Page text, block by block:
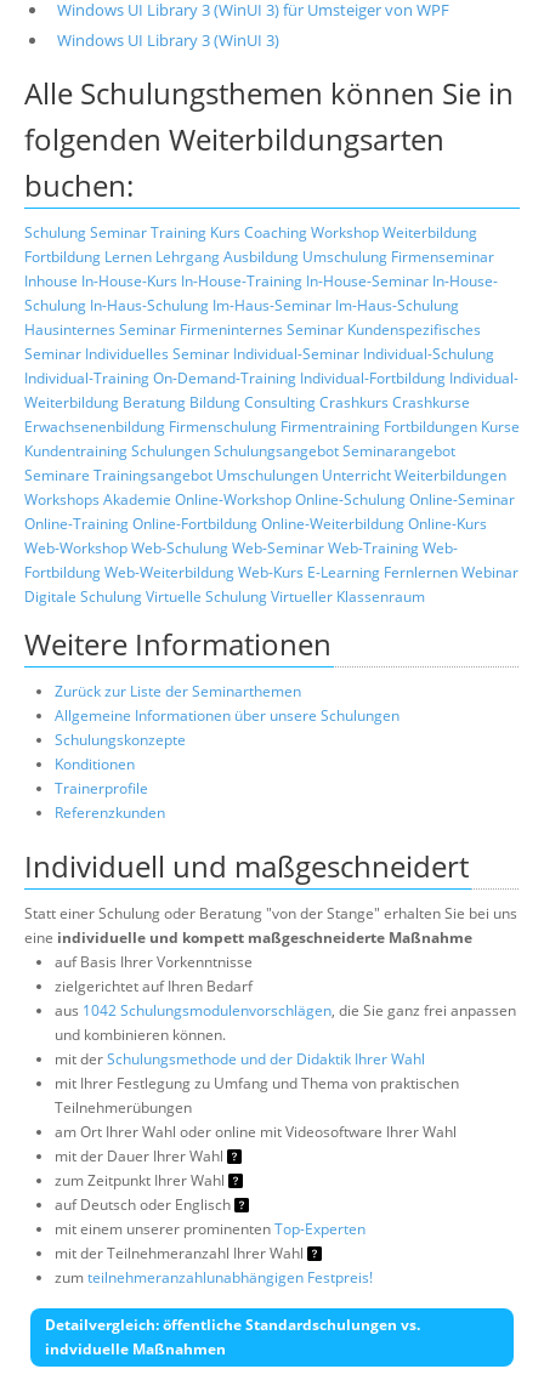
Windows UI Library 3 (WinUI 3) für Umsteiger von WPF
Windows UI Library 3 (WinUI 3)
Alle Schulungsthemen können Sie in
folgenden Weiterbildungsarten
buchen:
SchulungSeminarTraining Kurs CoachingWorkshopWeiterbildung
Fortbildung Lernen LehrgangAusbildung Umschulung Firmenseminar
Inhouse In-House-Kurs In-House-Training In-House-Seminar In-House-
Schulung In-Haus-Schulung Im-Haus-Seminar Im-Haus-Schulung
Hausinternes Seminar Firmeninternes Seminar Kundenspezifisches
Seminar Individuelles Seminar Individual-Seminar Individual-Schulung
Individual-TrainingOn-Demand-Training Individual-Fortbildung Individual-
Weiterbildung Beratung BildungConsultingCrashkurs Crashkurse
Erwachsenenbildung Firmenschulung Firmentraining Fortbildungen Kurse
KundentrainingSchulungenSchulungsangebotSeminarangebot
Seminare Trainingsangebot Umschulungen UnterrichtWeiterbildungen
Workshops Akademie Online-WorkshopOnline-SchulungOnline-Seminar
Online-TrainingOnline-FortbildungOnline-WeiterbildungOnline-Kurs
Web-WorkshopWeb-SchulungWeb-SeminarWeb-TrainingWeb-
FortbildungWeb-WeiterbildungWeb-Kurs E-Learning FernlernenWebinar
Digitale SchulungVirtuelle SchulungVirtueller Klassenraum
Weitere Informationen
Zurück zur Liste der Seminarthemen
Allgemeine Informationen über unsere Schulungen
Schulungskonzepte
Konditionen
Trainerprofile
Referenzkunden
Individuell und maßgeschneidert
Statt einer Schulung oder Beratung "von der Stange" erhalten Sie bei uns
eine individuelle und kompett maßgeschneiderte Maßnahme
auf Basis Ihrer Vorkenntnisse
zielgerichtet auf Ihren Bedarf
aus 1042 Schulungsmodulenvorschlägen, die Sie ganz frei anpassen
und kombinieren können.
mit derSchulungsmethode und der Didaktik Ihrer Wahl
mit Ihrer Festlegung zu Umfang und Thema von praktischen
Teilnehmerübungen
am Ort Ihrer Wahl oder online mit Videosoftware Ihrer Wahl
mit der Dauer Ihrer Wahl
zum Zeitpunkt Ihrer Wahl
auf Deutsch oder Englisch
mit einem unserer prominentenTop-Experten
mit der Teilnehmeranzahl Ihrer Wahl
zumteilnehmeranzahlunabhängigen Festpreis!
Detailvergleich: öffentliche Standardschulungen vs.
indviduelle Maßnahmen